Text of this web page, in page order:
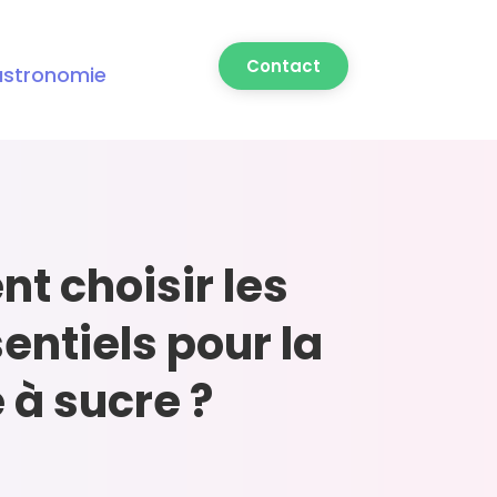
Contact
choisir les
pour la
sucre ?